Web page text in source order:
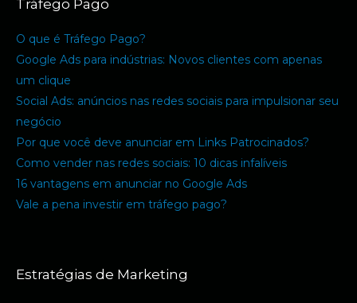
Tráfego Pago
O que é Tráfego Pago?
Google Ads para indústrias: Novos clientes com apenas
um clique
Social Ads: anúncios nas redes sociais para impulsionar seu
negócio
Por que você deve anunciar em Links Patrocinados?
Como vender nas redes sociais: 10 dicas infalíveis
16 vantagens em anunciar no Google Ads
Vale a pena investir em tráfego pago?
Estratégias de Marketing